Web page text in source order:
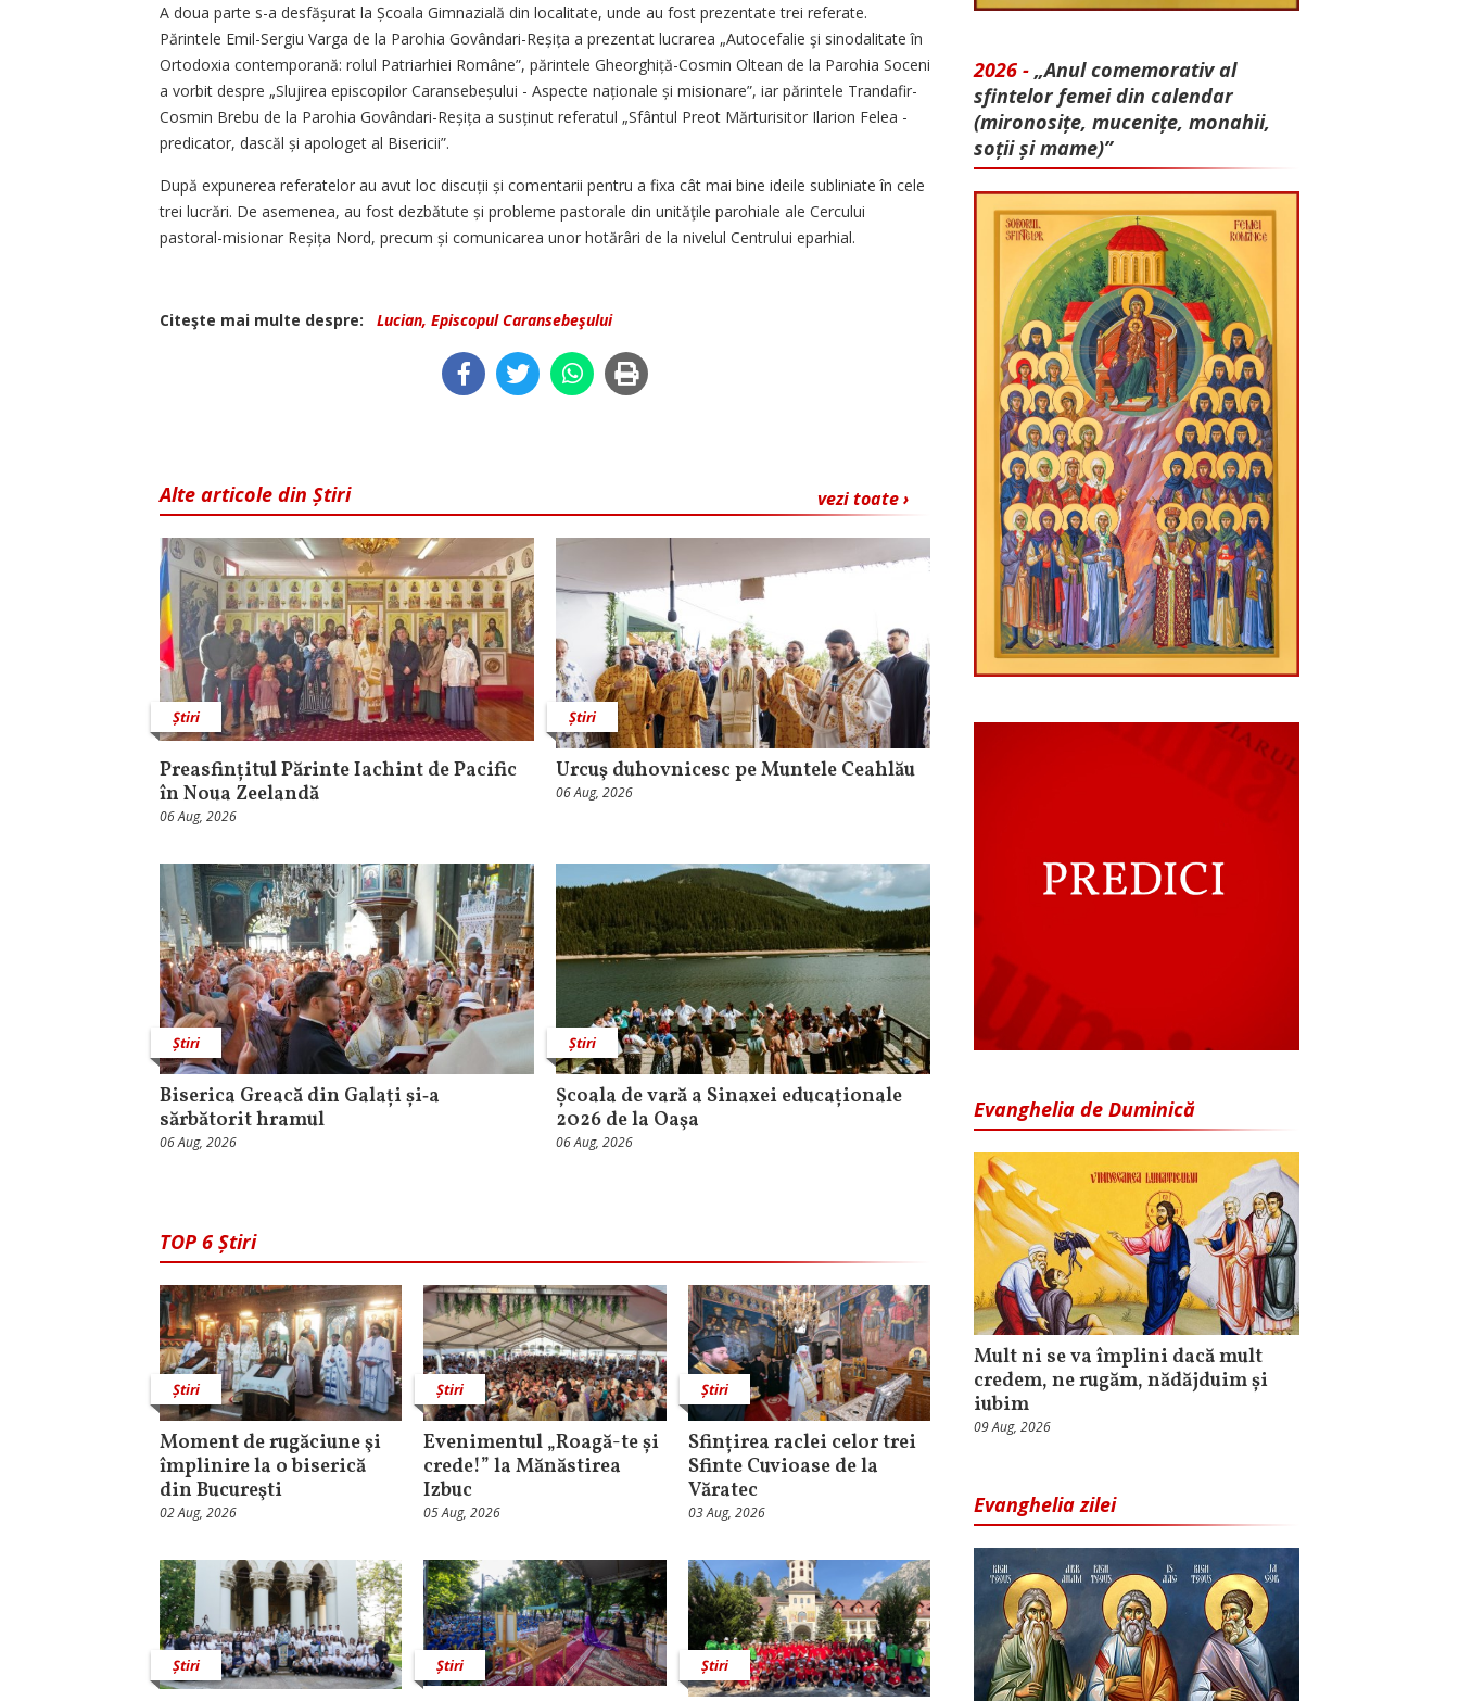
A doua parte s-a desfășurat la Școala Gimnazială din localitate, unde au fost prezentate trei referate.
Părintele Emil-Sergiu Varga de la Parohia Govândari-Reșița a prezentat lucrarea „Autocefalie şi sinodalitate în
Ortodoxia contemporană: rolul Patriarhiei Române”, părintele Gheorghiță-Cosmin Oltean de la Parohia Soceni
a vorbit despre „Slujirea episcopilor Caran­se­beșului - Aspecte naționale și misionare”, iar părintele Trandafir-
Cosmin Brebu de la Parohia Govândari-Reșița a susținut referatul „Sfântul Preot Mărturisitor Ilarion Felea -
predicator, dascăl și apologet al Bisericii”.
După expunerea referatelor au avut loc discuții și comentarii pentru a fixa cât mai bine ideile subliniate în cele
trei lucrări. De asemenea, au fost dezbătute și probleme pastorale din unităţile parohiale ale Cercului
pastoral-misionar Reșița Nord, precum și comunicarea unor hotărâri de la nivelul Centrului eparhial.
Citeşte mai multe despre: Lucian, Episcopul Caransebeşului
vezi toate ›
Alte articole din Știri
Știri
Preasfințitul Părinte Iachint de Pacific
în Noua Zeelandă
06 Aug, 2026
Știri
Urcuş duhovnicesc pe Muntele Ceahlău
06 Aug, 2026
Știri
Biserica Greacă din Galați și‑a
sărbătorit hramul
06 Aug, 2026
Știri
Școala de vară a Sinaxei educaționale
2026 de la Oaşa
06 Aug, 2026
TOP 6 Știri
Știri
Moment de rugăciune şi
împlinire la o biserică
din Bucureşti
02 Aug, 2026
Știri
Evenimentul „Roagă-te și
crede!” la Mănăstirea
Izbuc
05 Aug, 2026
Știri
Sfințirea raclei celor trei
Sfinte Cuvioase de la
Văratec
03 Aug, 2026
Știri Știri Știri
2026 - „Anul comemorativ al
sfintelor femei din calendar
(mironosițe, mu­cenițe, monahii,
soții și mame)”
Evanghelia de Duminică
Mult ni se va împlini dacă mult
credem, ne rugăm, nădăjduim și
iubim
09 Aug, 2026
Evanghelia zilei